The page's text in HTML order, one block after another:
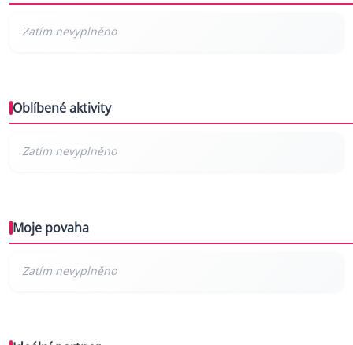
Oblíbené aktivity
Moje povaha